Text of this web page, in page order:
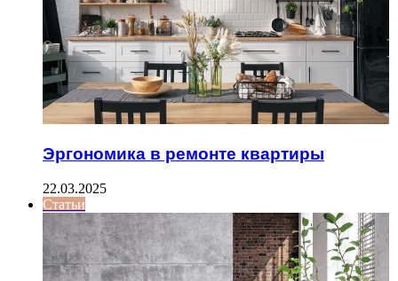
Эргономика в ремонте квартиры
22.03.2025
Статьи